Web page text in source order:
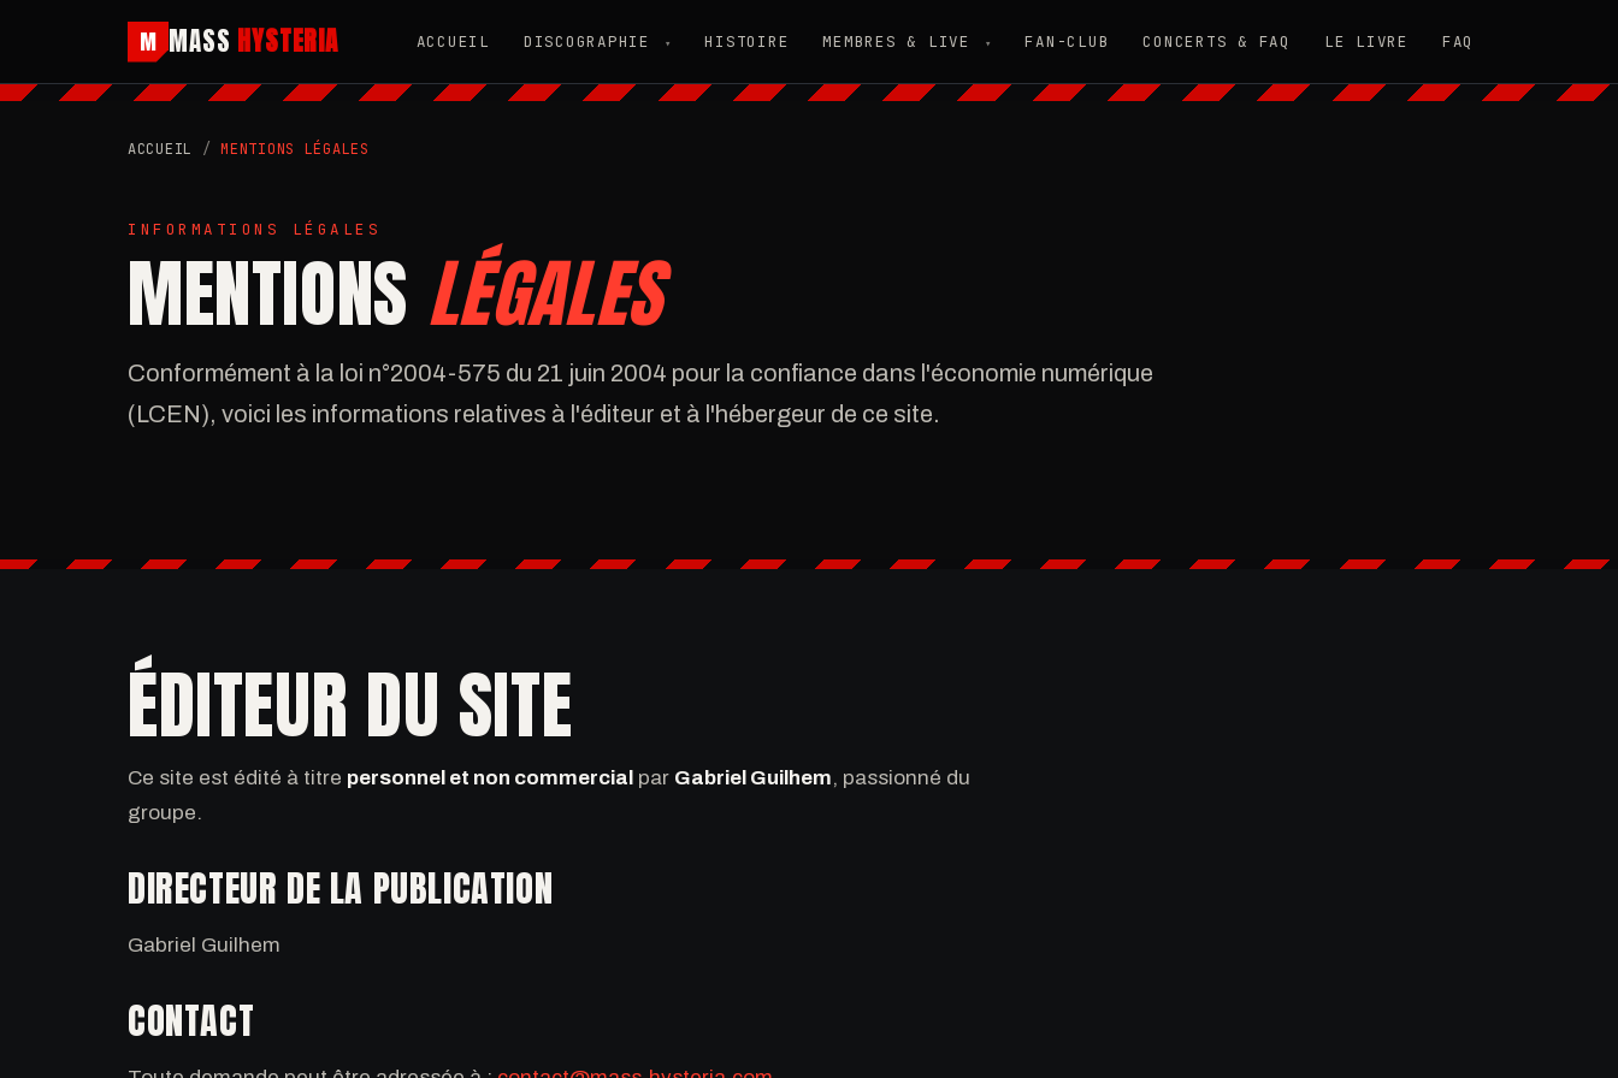
M MASS HYSTERIA ACCUEIL DISCOGRAPHIE ▾ HISTOIRE MEMBRES & LIVE ▾ FAN-CLUB CONCERTS & FAQ LE LIVRE FAQ
ACCUEIL /MENTIONS LÉGALES
INFORMATIONS LÉGALES
MENTIONS LÉGALES
Conformément à la loi n°2004-575 du 21 juin 2004 pour la confiance dans l'économie numérique
(LCEN), voici les informations relatives à l'éditeur et à l'hébergeur de ce site.
ÉDITEUR DU SITE
Ce site est édité à titre personnel et non commercial par Gabriel Guilhem, passionné du
groupe.
DIRECTEUR DE LA PUBLICATION
Gabriel Guilhem
CONTACT